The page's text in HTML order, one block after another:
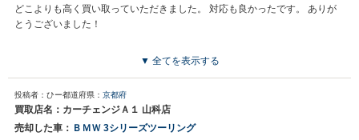
どこよりも高く買い取っていただきました。 対応も良かったです。 ありが
とうございました！
▼ 全てを表示する
投稿者：ひー都道府県： 京都府
買取店名：カーチェンジＡ１ 山科店
売却した車： ＢＭＷ 3シリーズツーリング